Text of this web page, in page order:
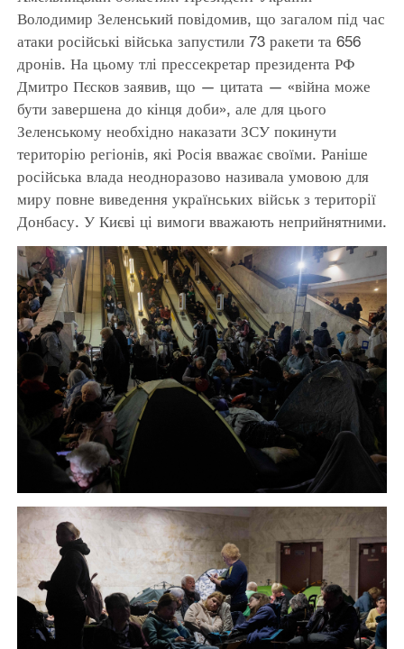
Володимир Зеленський повідомив, що загалом під час
атаки російські війська запустили 73 ракети та 656
дронів. На цьому тлі прессекретар президента РФ
Дмитро Пєсков заявив, що — цитата — «війна може
бути завершена до кінця доби», але для цього
Зеленському необхідно наказати ЗСУ покинути
територію регіонів, які Росія вважає своїми. Раніше
російська влада неодноразово називала умовою для
миру повне виведення українських військ з території
Донбасу. У Києві ці вимоги вважають неприйнятними.